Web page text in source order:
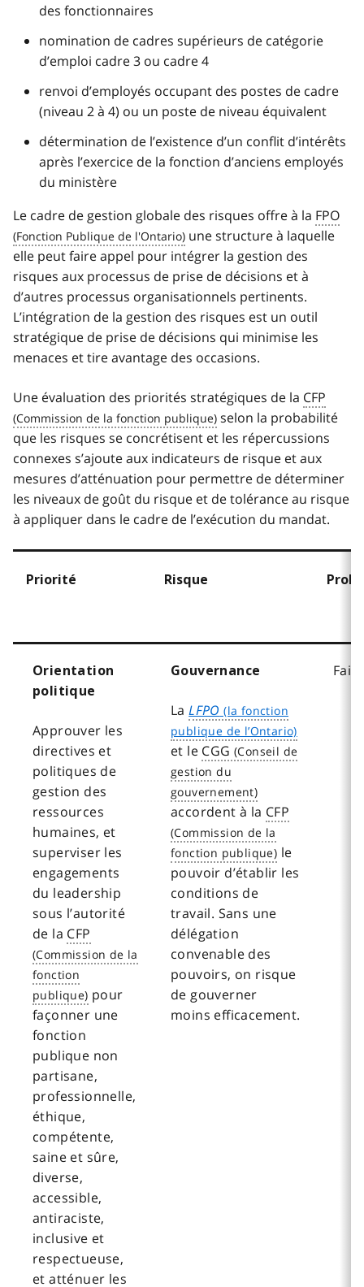
des fonctionnaires
nomination de cadres supérieurs de catégorie
d’emploi cadre 3 ou cadre 4
renvoi d’employés occupant des postes de cadre
(niveau 2 à 4) ou un poste de niveau équivalent
détermination de l’existence d’un conflit d’intérêts
après l’exercice de la fonction d’anciens employés
du ministère
Le cadre de gestion globale des risques offre à la FPO
une structure à laquelle
elle peut faire appel pour intégrer la gestion des
risques aux processus de prise de décisions et à
d’autres processus organisationnels pertinents.
L’intégration de la gestion des risques est un outil
stratégique de prise de décisions qui minimise les
menaces et tire avantage des occasions.
Une évaluation des priorités stratégiques de la CFP
selon la probabilité
que les risques se concrétisent et les répercussions
connexes s’ajoute aux indicateurs de risque et aux
mesures d’atténuation pour permettre de déterminer
les niveaux de goût du risque et de tolérance au risque
à appliquer dans le cadre de l’exécution du mandat.
Priorité Risque
Orientation
politique
Approuver les
directives et
politiques de
gestion des
ressources
humaines, et
superviser les
engagements
du leadership
sous l’autorité
de la CFP
pour
façonner une
fonction
publique non
partisane,
professionnelle,
éthique,
compétente,
saine et sûre,
diverse,
accessible,
antiraciste,
inclusive et
respectueuse,
et atténuer les
Gouvernance
LaLFPO
et le CGG
accordent à la CFP
le
pouvoir d’établir les
conditions de
travail. Sans une
délégation
convenable des
pouvoirs, on risque
de gouverner
moins efficacement.